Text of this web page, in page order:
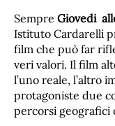
Sempre Giovedi
Istituto Cardarelli
film che può far
veri valori. Il film
l’uno reale, l’altro
protagoniste due
percorsi geografici